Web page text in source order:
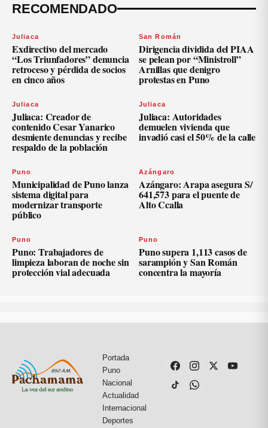
RECOMENDADO
Juliaca
Exdirectivo del mercado
“Los Triunfadores” denuncia
retroceso y pérdida de socios
en cinco años
San Román
Dirigencia dividida del PIAA
se pelean por “Ministroll”
Arnillas que denigro
protestas en Puno
Juliaca
Juliaca: Creador de
contenido Cesar Yanarico
desmiente denuncias y recibe
respaldo de la población
Juliaca
Juliaca: Autoridades
demuelen vivienda que
invadió casi el 50% de la calle
Puno
Municipalidad de Puno lanza
sistema digital para
modernizar transporte
público
Azángaro
Azángaro: Arapa asegura S/
641,573 para el puente de
Alto Ccalla
Puno
Puno: Trabajadores de
limpieza laboran de noche sin
protección vial adecuada
Puno
Puno supera 1,113 casos de
sarampión y San Román
concentra la mayoría
Portada
Puno
Nacional
Actualidad
Internacional
Deportes